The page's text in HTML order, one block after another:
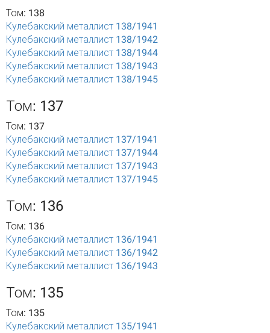
Том: 138
Кулебакский металлист 138/1941
Кулебакский металлист 138/1942
Кулебакский металлист 138/1944
Кулебакский металлист 138/1943
Кулебакский металлист 138/1945
Том: 137
Том: 137
Кулебакский металлист 137/1941
Кулебакский металлист 137/1944
Кулебакский металлист 137/1943
Кулебакский металлист 137/1945
Том: 136
Том: 136
Кулебакский металлист 136/1941
Кулебакский металлист 136/1942
Кулебакский металлист 136/1943
Том: 135
Том: 135
Кулебакский металлист 135/1941